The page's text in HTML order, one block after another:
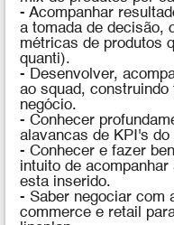
- Acompanhar
a tomada de decisão,
métricas de produtos
quanti).
- Desenvolver,
ao squad,
negócio.
- Conhecer
alavancas de KPI's do
- Conhecer e fazer
intuito de
esta inserido.
- Saber negociar com
commerce e retail